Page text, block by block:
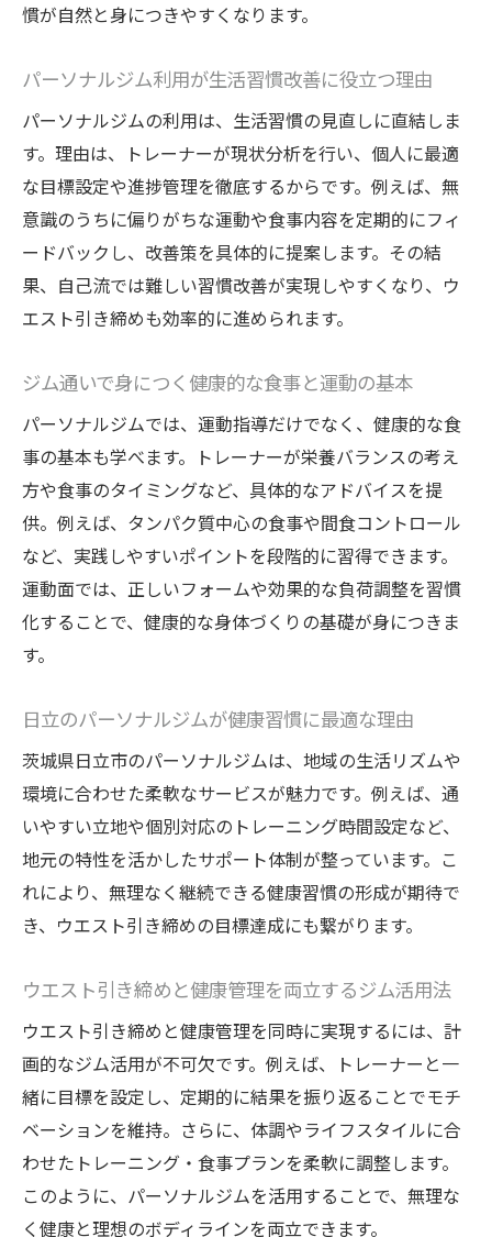
慣が自然と身につきやすくなります。
パーソナルジム利用が生活習慣改善に役立つ理由
パーソナルジムの利用は、生活習慣の見直しに直結しま
す。理由は、トレーナーが現状分析を行い、個人に最適
な目標設定や進捗管理を徹底するからです。例えば、無
意識のうちに偏りがちな運動や食事内容を定期的にフィ
ードバックし、改善策を具体的に提案します。その結
果、自己流では難しい習慣改善が実現しやすくなり、ウ
エスト引き締めも効率的に進められます。
ジム通いで身につく健康的な食事と運動の基本
パーソナルジムでは、運動指導だけでなく、健康的な食
事の基本も学べます。トレーナーが栄養バランスの考え
方や食事のタイミングなど、具体的なアドバイスを提
供。例えば、タンパク質中心の食事や間食コントロール
など、実践しやすいポイントを段階的に習得できます。
運動面では、正しいフォームや効果的な負荷調整を習慣
化することで、健康的な身体づくりの基礎が身につきま
す。
日立のパーソナルジムが健康習慣に最適な理由
茨城県日立市のパーソナルジムは、地域の生活リズムや
環境に合わせた柔軟なサービスが魅力です。例えば、通
いやすい立地や個別対応のトレーニング時間設定など、
地元の特性を活かしたサポート体制が整っています。こ
れにより、無理なく継続できる健康習慣の形成が期待で
き、ウエスト引き締めの目標達成にも繋がります。
ウエスト引き締めと健康管理を両立するジム活用法
ウエスト引き締めと健康管理を同時に実現するには、計
画的なジム活用が不可欠です。例えば、トレーナーと一
緒に目標を設定し、定期的に結果を振り返ることでモチ
ベーションを維持。さらに、体調やライフスタイルに合
わせたトレーニング・食事プランを柔軟に調整します。
このように、パーソナルジムを活用することで、無理な
く健康と理想のボディラインを両立できます。